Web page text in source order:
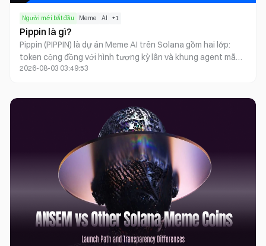
Người mới bắt đầu Meme AI +1
Pippin là gì?
Pippin (PIPPIN) là dự án Meme AI trên Solana gồm hai lớp:
token cộng đồng với hình tượng kỳ lân và khung agent mã
nguồn mở hỗ trợ vai trò, mục tiêu, bộ nhớ cùng kỹ năng
2026-08-03 03:49:53